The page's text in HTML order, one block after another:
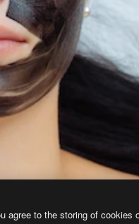
agree to the storing of cookies